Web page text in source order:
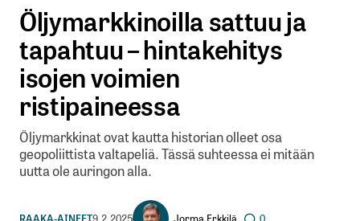
Öljymarkkinoilla sattuu ja
tapahtuu – hintakehitys
isojen voimien
ristipaineessa
Öljymarkkinat ovat kautta historian olleet osa
geopoliittista valtapeliä. Tässä suhteessa ei mitään
uutta ole auringon alla.